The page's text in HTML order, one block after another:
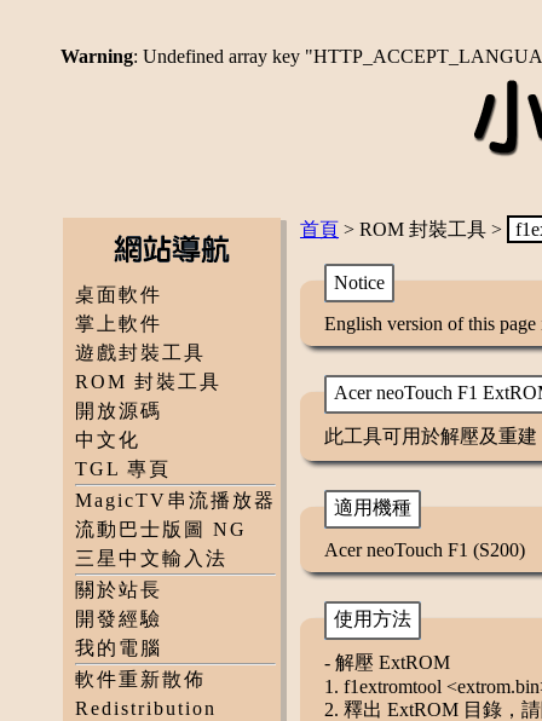
Warning: Undefined array key
桌面軟件
掌上軟件
遊戲封裝工具
ROM 封裝工具
開放源碼
中文化
TGL 專頁
MagicTV串流播放器
流動巴士版圖 NG
三星中文輸入法
關於站長
開發經驗
我的電腦
軟件重新散佈
Redistribution
首頁 > ROM 封裝工具 >
Notice
English version of this
Acer neoTouch F1
此工具可用於解壓及重建
適用機種
Acer neoTouch F1 (S200)
使用方法
- 解壓 ExtROM
1. f1extromtool
2. 釋出 ExtROM 目錄，